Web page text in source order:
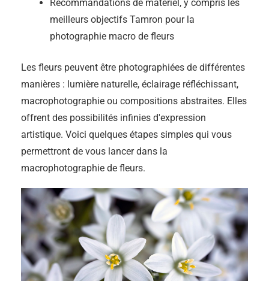
Recommandations de matériel, y compris les
meilleurs objectifs Tamron pour la
photographie macro de fleurs
Les fleurs peuvent être photographiées de différentes
manières : lumière naturelle, éclairage réfléchissant,
macrophotographie ou compositions abstraites. Elles
offrent des possibilités infinies d'expression
artistique. Voici quelques étapes simples qui vous
permettront de vous lancer dans la
macrophotographie de fleurs.